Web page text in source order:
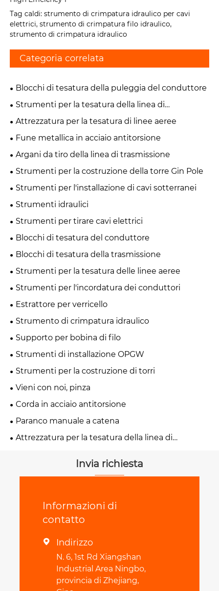
Tag caldi: strumento di crimpatura idraulico per cavi
elettrici, strumento di crimpatura filo idraulico,
strumento di crimpatura idraulico
Categoria correlata
Blocchi di tesatura della puleggia del conduttore
Strumenti per la tesatura della linea di
trasmissione
Attrezzatura per la tesatura di linee aeree
Fune metallica in acciaio antitorsione
Argani da tiro della linea di trasmissione
Strumenti per la costruzione della torre Gin Pole
Strumenti per l'installazione di cavi sotterranei
Strumenti idraulici
Strumenti per tirare cavi elettrici
Blocchi di tesatura del conduttore
Blocchi di tesatura della trasmissione
Strumenti per la tesatura delle linee aeree
Strumenti per l'incordatura dei conduttori
Estrattore per verricello
Strumento di crimpatura idraulico
Supporto per bobina di filo
Strumenti di installazione OPGW
Strumenti per la costruzione di torri
Vieni con noi, pinza
Corda in acciaio antitorsione
Paranco manuale a catena
Attrezzatura per la tesatura della linea di
Invia richiesta
Informazioni di
contatto
 Indirizzo
N. 6, 1st Rd Xiangshan
Industrial Area Ningbo,
provincia di Zhejiang,